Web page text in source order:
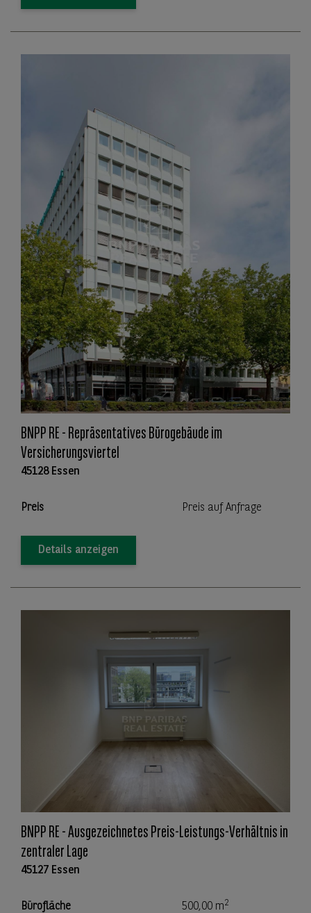
BNPP RE - Repräsentatives Bürogebäude im
Versicherungsviertel
45128 Essen
Preis Preis auf Anfrage
Details anzeigen
BNPP RE - Ausgezeichnetes Preis-Leistungs-Verhältnis in
zentraler Lage
45127 Essen
Bürofläche 500,00 m2